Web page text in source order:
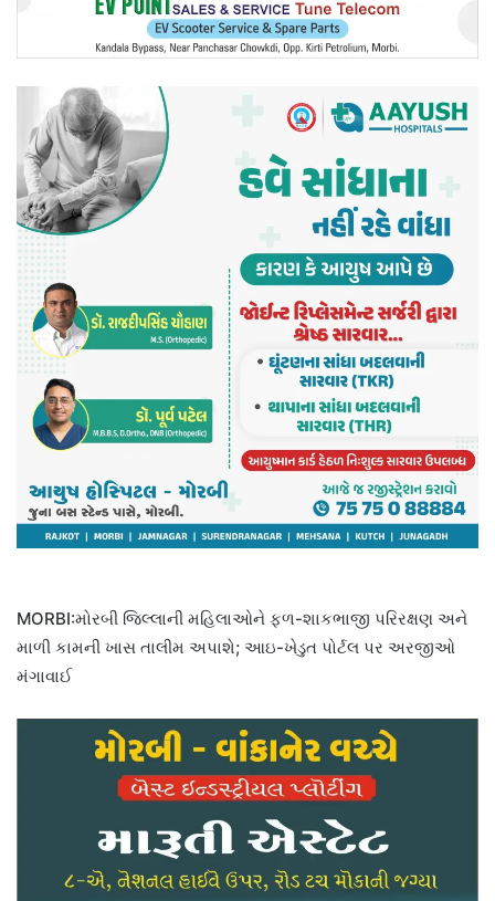
MORBI:મોરબી જિલ્લાની મહિલાઓને ફળ-શાકભાજી પરિરક્ષણ અને
માળી કામની ખાસ તાલીમ અપાશે; આઇ-ખેડુત પોર્ટલ પર અરજીઓ
મંગાવાઈ